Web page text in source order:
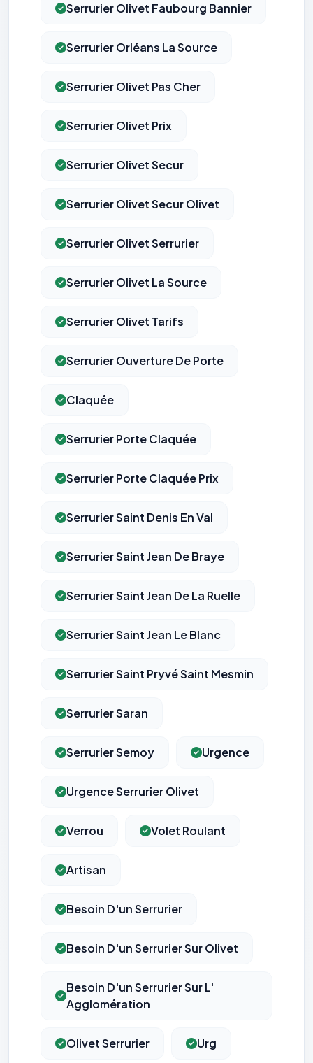
Serrurier Olivet Faubourg Bannier
Serrurier Orléans La Source
Serrurier Olivet Pas Cher
Serrurier Olivet Prix
Serrurier Olivet Secur
Serrurier Olivet Secur Olivet
Serrurier Olivet Serrurier
Serrurier Olivet La Source
Serrurier Olivet Tarifs
Serrurier Ouverture De Porte
Claquée
Serrurier Porte Claquée
Serrurier Porte Claquée Prix
Serrurier Saint Denis En Val
Serrurier Saint Jean De Braye
Serrurier Saint Jean De La Ruelle
Serrurier Saint Jean Le Blanc
Serrurier Saint Pryvé Saint Mesmin
Serrurier Saran
Serrurier Semoy Urgence
Urgence Serrurier Olivet
Verrou Volet Roulant
Artisan
Besoin D'un Serrurier
Besoin D'un Serrurier Sur Olivet
Besoin D'un Serrurier Sur L'
Agglomération
Olivet Serrurier Urg
Nécessaires au fonctionnement du site : session, sécurité,
Cookies analytiques
anonymisées via Google Analytics.